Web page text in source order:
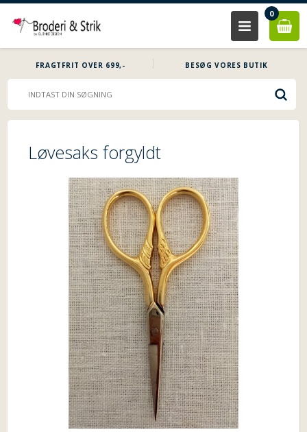
0
FRAGTFRIT OVER 699,- BESØG VORES BUTIK
Løvesaks forgyldt